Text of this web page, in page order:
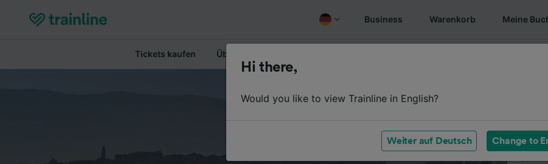
Business Warenkorb Meine
Tickets kaufen Überblick
Hi there,
Would you like to view Trainline in English?
Weiter auf Deutsch Change to